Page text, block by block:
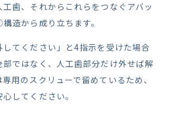
歯、それからこれらをつなぐアバッ
造から成り立ちます。
してください」と4指示を受けた場合
部ではなく、人工歯部分だけ外せば解
用のスクリューで留めているため、
してください。